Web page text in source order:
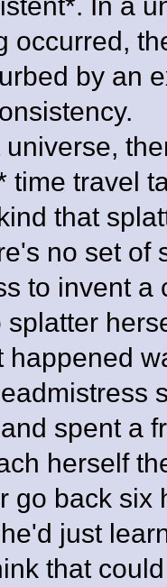
occurred,
by an
universe,
time travel
that
no set of
to invent
splatter
happened
spent a
herself
go back six
just
that